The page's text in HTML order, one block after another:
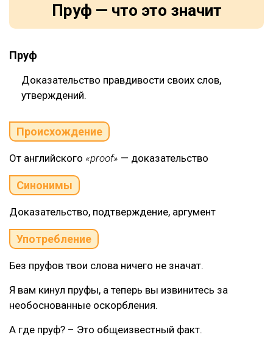
Пруф — что это значит
Пруф
Доказательство правдивости своих слов,
утверждений.
Происхождение
От английского «proof» — доказательство
Синонимы
Доказательство, подтверждение, аргумент
Употребление
Без пруфов твои слова ничего не значат.
Я вам кинул пруфы, а теперь вы извинитесь за
необоснованные оскорбления.
А где пруф? – Это общеизвестный факт.